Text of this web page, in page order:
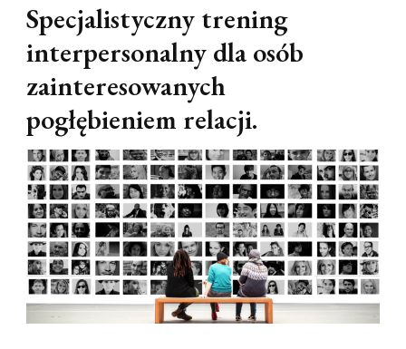
Specjalistyczny trening
interpersonalny dla osób
zainteresowanych
pogłębieniem relacji.